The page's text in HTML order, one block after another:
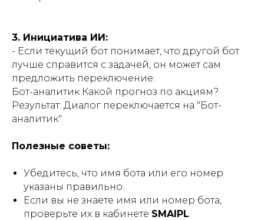
3. Инициатива ИИ:
- Если текущий бот понимает, что другой бот
лучше справится с задачей, он может сам
предложить переключение:
Бот-аналитик Какой прогноз по акциям?
Результат: Диалог переключается на "Бот-
аналитик".
Полезные советы:
Убедитесь, что имя бота или его номер
указаны правильно.
Если вы не знаете имя или номер бота,
проверьте их в кабинете SMAIPL.